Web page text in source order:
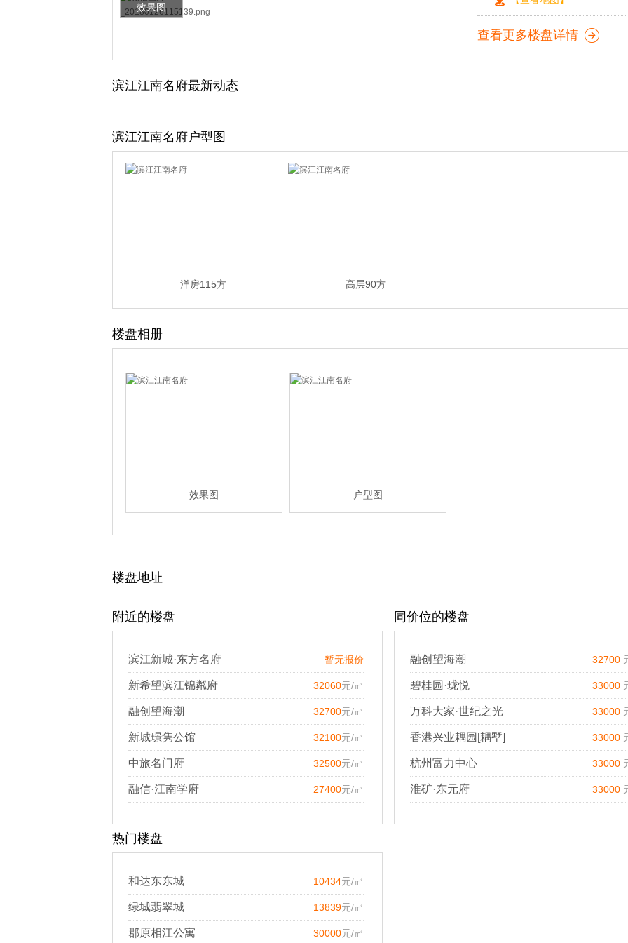
效果图
查看更多楼盘详情
滨江江南名府最新动态
滨江江南名府户型图
洋房115方 高层90方
楼盘相册
效果图 户型图
楼盘地址
附近的楼盘
滨江新城·东方名府 暂无报价
新希望滨江锦粼府 32060元/㎡
融创望海潮 32700元/㎡
新城璟隽公馆 32100元/㎡
中旅名门府 32500元/㎡
融信·江南学府 27400元/㎡
同价位的楼盘
融创望海潮 32700
碧桂园·珑悦 33000
万科大家·世纪之光 33000
香港兴业耦园[耦墅] 33000
杭州富力中心 33000
淮矿·东元府 33000
热门楼盘
和达东东城 10434元/㎡
绿城翡翠城 13839元/㎡
郡原相江公寓 30000元/㎡